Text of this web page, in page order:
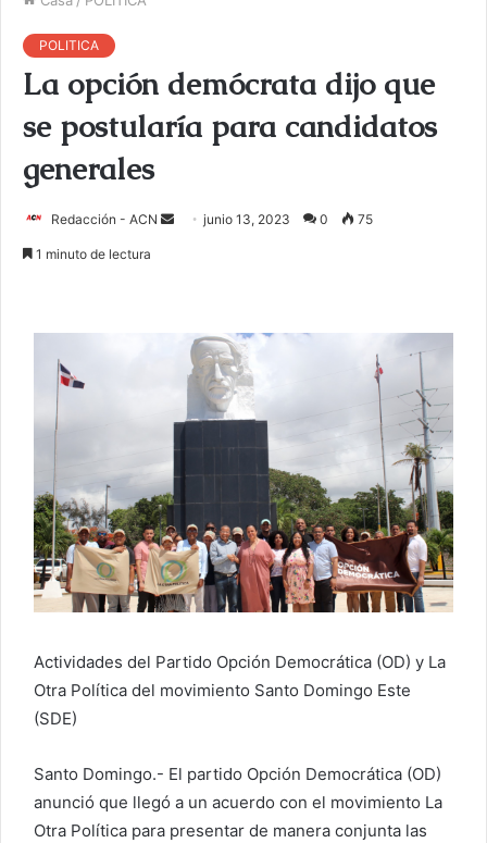
POLITICA
La opción demócrata dijo que
se postularía para candidatos
generales
Redacción - ACN
c
o
r
r
e
o
e
l
c
t
n
junio 13, 2023 0 75
1 minuto de lectura
Actividades del Partido Opción Democrática (OD) y La
Otra Política del movimiento Santo Domingo Este
(SDE)
Santo Domingo.- El partido Opción Democrática (OD)
anunció que llegó a un acuerdo con el movimiento La
Otra Política para presentar de manera conjunta las